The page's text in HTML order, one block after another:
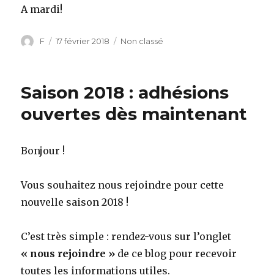
A mardi!
Auteur
F
Publié
17 février 2018 Catégories
Non classé
Saison 2018 : adhésions
ouvertes dès maintenant
Bonjour !
Vous souhaitez nous rejoindre pour cette
nouvelle saison 2018 !
C’est très simple : rendez-vous sur l’onglet
« nous rejoindre » de ce blog pour recevoir
toutes les informations utiles.